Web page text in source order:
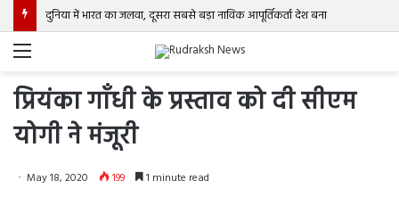
दुनिया में भारत का जलवा, दूसरा सबसे बड़ा नाविक आपूर्तिकर्ता देश बना
Menu
प्रियंका गाँधी के प्रस्ताव को दी सीएम
योगी ने मंजूरी
May 18, 2020 199 1 minute read